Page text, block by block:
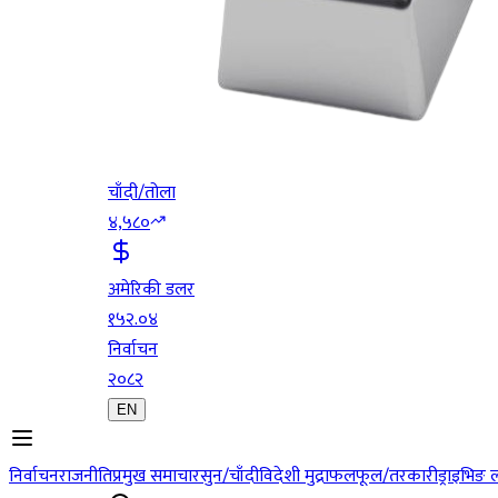
चाँदी/तोला
४,५८०
अमेरिकी डलर
१५२.०४
निर्वाचन
२०८२
EN
निर्वाचनराजनीतिप्रमुख समाचारसुन/चाँदीविदेशी मुद्राफलफूल/तरकारी